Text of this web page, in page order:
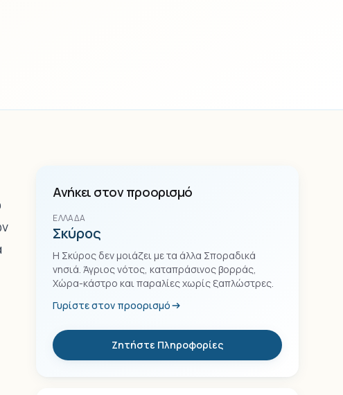
Ανήκει στον προορισμό
ΕΛΛΆΔΑ
Σκύρος
Η Σκύρος δεν μοιάζει με τα άλλα Σποραδικά
νησιά. Άγριος νότος, καταπράσινος βορράς,
Χώρα-κάστρο και παραλίες χωρίς ξαπλώστρες.
Γυρίστε στον προορισμό
Ζητήστε Πληροφορίες